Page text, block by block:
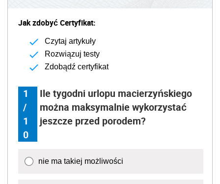
Jak zdobyć Certyfikat:
Czytaj artykuły
Rozwiązuj testy
Zdobądź certyfikat
1
/
1
0
Ile tygodni urlopu macierzyńskiego
można maksymalnie wykorzystać
jeszcze przed porodem?
nie ma takiej możliwości